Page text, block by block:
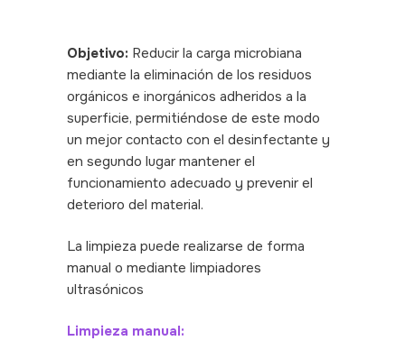
Objetivo: Reducir la carga microbiana
mediante la eliminación de los residuos
orgánicos e inorgánicos adheridos a la
superficie, permitiéndose de este modo
un mejor contacto con el desinfectante y
en segundo lugar mantener el
funcionamiento adecuado y prevenir el
deterioro del material.
La limpieza puede realizarse de forma
manual o mediante limpiadores
ultrasónicos
Limpieza manual: